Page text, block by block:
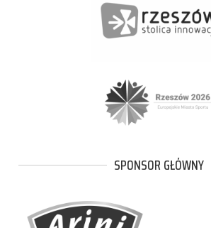
SPONSOR GŁÓWNY